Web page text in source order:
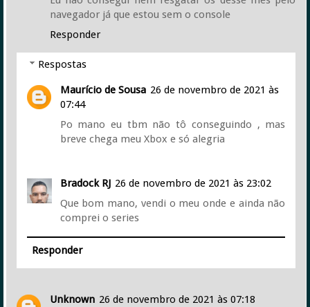
navegador já que estou sem o console
Responder
Respostas
Maurício de Sousa 26 de novembro de 2021 às
07:44
Po mano eu tbm não tô conseguindo , mas
breve chega meu Xbox e só alegria
Bradock RJ 26 de novembro de 2021 às 23:02
Que bom mano, vendi o meu onde e ainda não
comprei o series
Responder
Unknown 26 de novembro de 2021 às 07:18